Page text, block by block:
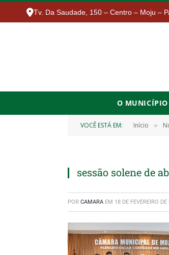
Tv. Da Saudade, 150 – Centro – Moju –
O MUNICÍPIO
VOCÊ ESTÁ EM: Início »
sessão solene de
POR CAMARA EM 18 DE FEVEREIRO